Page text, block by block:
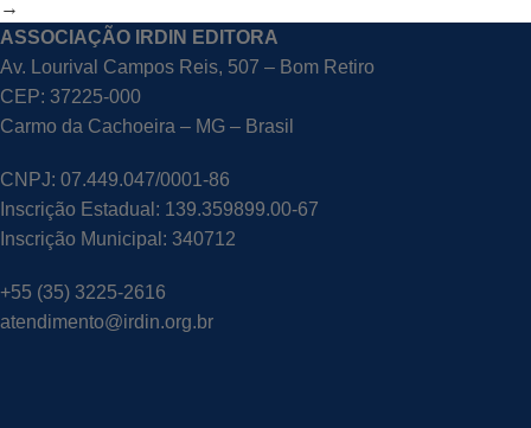
→
ASSOCIAÇÃO IRDIN EDITORA
Av. Lourival Campos Reis, 507 – Bom Retiro
CEP: 37225-000
Carmo da Cachoeira – MG – Brasil
CNPJ: 07.449.047/0001-86
Inscrição Estadual: 139.359899.00-67
Inscrição Municipal: 340712
+55 (35) 3225-2616
atendimento@irdin.org.br